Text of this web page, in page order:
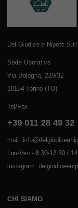
Del Giudice e Nipote S.r.l.
Sede Operativa
Via Bologna, 220/32
10154 Torino (TO)
Tel/Fax
+39 011 28 49 32
mail:
Lun-Ven - 8:30-12:30 /
instagram:
CHI SIAMO